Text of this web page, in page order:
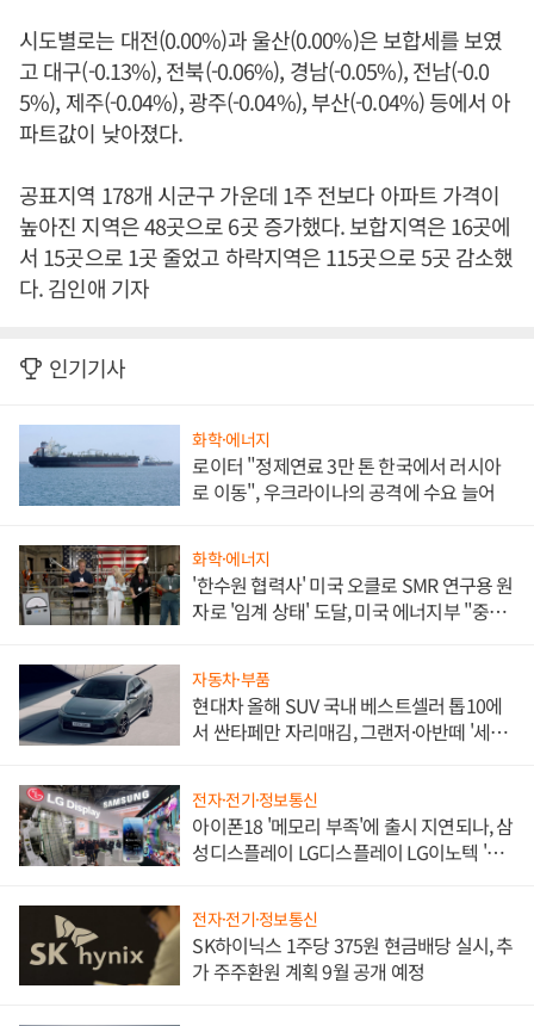
시도별로는 대전(0.00%)과 울산(0.00%)은 보합세를 보였
고 대구(-0.13%), 전북(-0.06%), 경남(-0.05%), 전남(-0.0
5%), 제주(-0.04%), 광주(-0.04%), 부산(-0.04%) 등에서 아
파트값이 낮아졌다.
공표지역 178개 시군구 가운데 1주 전보다 아파트 가격이
높아진 지역은 48곳으로 6곳 증가했다. 보합지역은 16곳에
서 15곳으로 1곳 줄었고 하락지역은 115곳으로 5곳 감소했
다. 김인애 기자
인기기사
화학·에너지
로이터 "정제연료 3만 톤 한국에서 러시아
로 이동", 우크라이나의 공격에 수요 늘어
화학·에너지
'한수원 협력사' 미국 오클로 SMR 연구용 원
자로 '임계 상태' 도달, 미국 에너지부 "중요
자동차·부품
현대차 올해 SUV 국내 베스트셀러 톱10에
서 싼타페만 자리매김, 그랜저·아반떼 '세단
전자·전기·정보통신
아이폰18 '메모리 부족'에 출시 지연되나, 삼
성디스플레이 LG디스플레이 LG이노텍 '탈
전자·전기·정보통신
SK하이닉스 1주당 375원 현금배당 실시, 추
가 주주환원 계획 9월 공개 예정